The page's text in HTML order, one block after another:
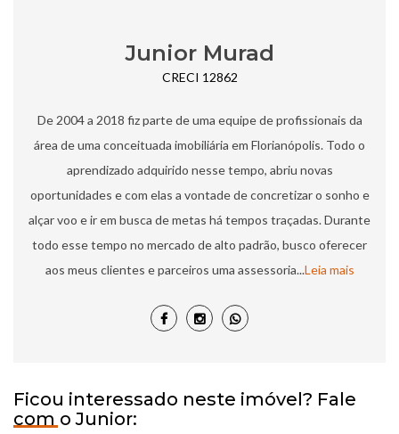
Junior Murad
CRECI 12862
De 2004 a 2018 fiz parte de uma equipe de profissionais da
área de uma conceituada imobiliária em Florianópolis. Todo o
aprendizado adquirido nesse tempo, abriu novas
oportunidades e com elas a vontade de concretizar o sonho e
alçar voo e ir em busca de metas há tempos traçadas.​ Durante
todo esse tempo no mercado de alto padrão, busco oferecer
aos meus clientes e parceiros uma assessoria...Leia mais
Ficou interessado neste imóvel? Fale
com o Junior: